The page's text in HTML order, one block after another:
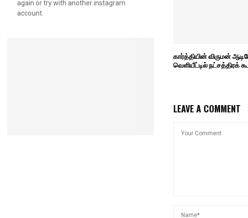
கார்த்தியின் விருமன்
வெளியீட்டில் நட்சத்திரக்
LEAVE A COMMENT
again or try with another instagram
account.